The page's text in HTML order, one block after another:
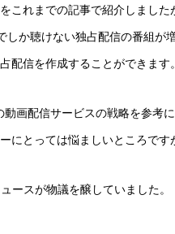
これまでの記事で紹介しまし
か聴けない独占配信の番組が
配信を作成することができます。
画配信サービスの戦略を参考
にとっては悩ましいところです
ースが物議を醸していました。